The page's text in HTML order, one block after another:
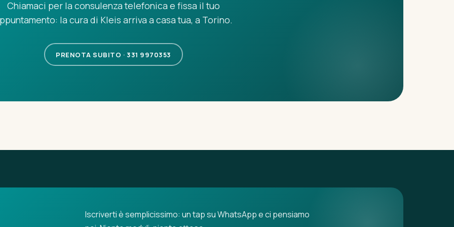
Chiamaci per la consulenza telefonica e fissa il tuo
la cura di Kleis arriva a casa tua, a Torino.
PRENOTA SUBITO · 331 9970353
Iscriverti è semplicissimo: un tap su WhatsApp e ci pensiamo